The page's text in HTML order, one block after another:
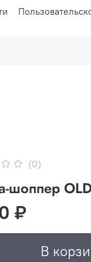
(0)
шоппер
₽
В